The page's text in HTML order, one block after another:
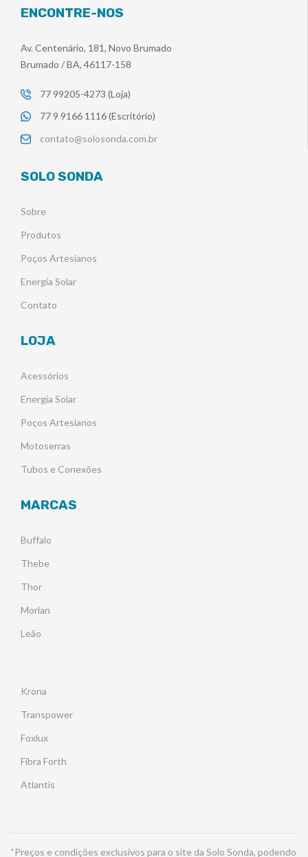
ENCONTRE-NOS
Av. Centenário, 181, Novo Brumado
Brumado / BA, 46117-158
77 99205-4273 (Loja)
77 9 9166 1116 (Escritório)
contato@solosonda.com.br
SOLO SONDA
Sobre
Produtos
Poços Artesianos
Energia Solar
Contato
LOJA
Acessórios
Energia Solar
Poços Artesianos
Motoserras
Tubos e Conexões
MARCAS
Buffalo
Thebe
Thor
Morlan
Leão
Krona
Transpower
Foxlux
Fibra Forth
Atlantis
“Preços e condições exclusivos para o site da Solo Sonda, podendo